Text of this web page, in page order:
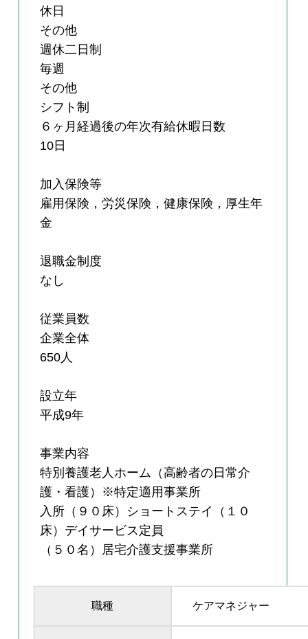
休日
その他
週休二日制
毎週
その他
シフト制
６ヶ月経過後の年次有給休暇日数
10日
加入保険等
雇用保険，労災保険，健康保険，厚生年
金
退職金制度
なし
従業員数
企業全体
650人
設立年
平成9年
事業内容
特別養護老人ホーム（高齢者の日常介
護・看護）※特定適用事業所
入所（９０床）ショートステイ（１０
床）デイサービス定員
（５０名）居宅介護支援事業所
職種 ケアマネジャー